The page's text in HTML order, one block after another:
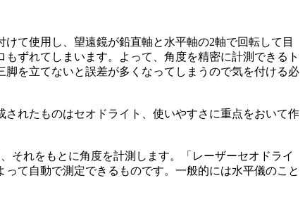
て使用し、望遠鏡が鉛直軸と水平軸の2軸で回転して目
ずれてしまいます。よって、角度を精密に計測できるト
を立てないと誤差が多くなってしまうので気を付ける必
れたものはセオドライト、使いやすさに重点をおいて作
それをもとに角度を計測します。「レーザーセオドライ
て自動で測定できるものです。一般的には水平儀のこと